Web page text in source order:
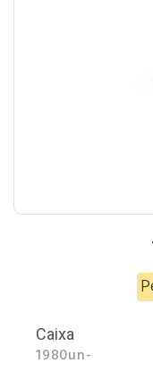
Caixa
1980un-